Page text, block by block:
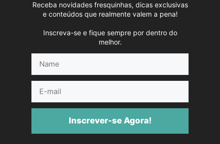
Receba novidades fresquinhas, dicas exclusivas
e conteúdos que realmente valem a pena!
Inscreva-se e fique sempre por dentro do
melhor.
mail
Inscrever-se Agora!